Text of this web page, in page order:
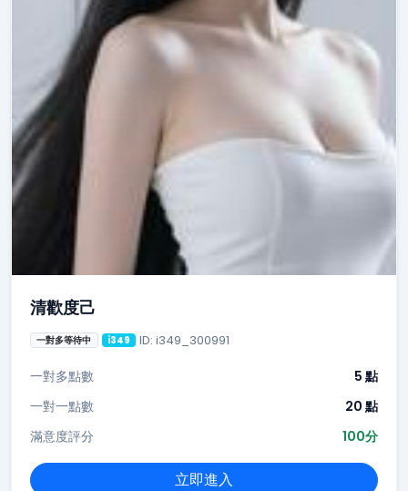
清歡度己
一對多等待中 i349 ID: i349_300991
一對多點數
5 點
一對一點數
20 點
滿意度評分
100分
立即進入